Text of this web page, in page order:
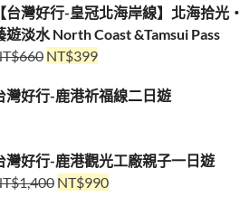
台灣好行-皇冠北海岸線】北海拾光・
遊淡水 North Coast &Tamsui Pass
660 NT$399
灣好行-鹿港祈福線二日遊
灣好行-鹿港觀光工廠親子一日遊
1,400 NT$990